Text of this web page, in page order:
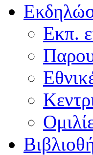
Εκπ.